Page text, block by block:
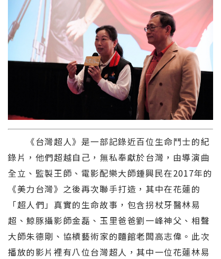
《台灣超人》是一部記錄近百位生命鬥士的紀
錄片，他們超越自己，無私奉獻於台灣，由導演曲
全立、監製王師、電影配樂大師鍾興民在2017年的
《美力台灣》之後再次聯手打造，其中在花蓮的
「超人們」真實的生命故事，包含拐杖牙醫林易
超、鯨豚攝影師金磊、玉里爸爸劉一峰神父、相聲
大師朱德剛、協槓藝術家的麵館老闆高志偉。此次
播放的影片裡有八位台灣超人，其中一位花蓮林易